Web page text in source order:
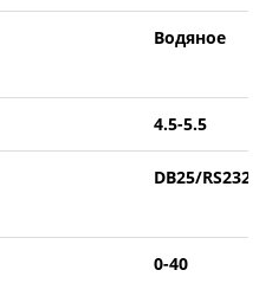
Водяное
4.5-5.5
DB25/RS232
0-40